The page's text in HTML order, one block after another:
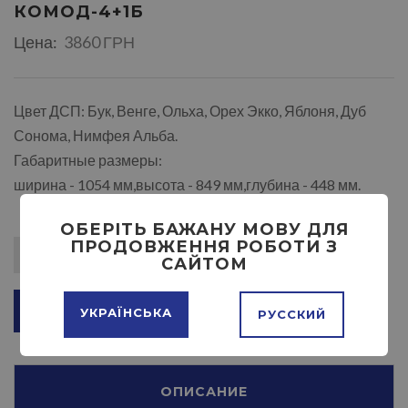
КОМОД-4+1Б
Цена: 3860 ГРН
Цвет ДСП: Бук, Венге, Ольха, Орех Экко, Яблоня, Дуб
Сонома, Нимфея Альба.
Габаритные размеры:
ширина - 1054 мм,высота - 849 мм,глубина - 448 мм.
ДОБАВИТЬ В КОРЗИНУ
ОПИСАНИЕ
ОБЕРІТЬ БАЖАНУ МОВУ ДЛЯ
ПРОДОВЖЕННЯ РОБОТИ З
САЙТОМ
УКРАЇНСЬКА РУССКИЙ